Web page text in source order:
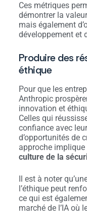
Ces métriques
démontrer la
mais également
développement et
Produire des
éthique
Pour que les
Anthropic
innovation et
Celles qui
confiance avec
d’opportunités de
approche implique
culture de la
Il est à noter
l’éthique peut
ce qui est
marché de l’IA où